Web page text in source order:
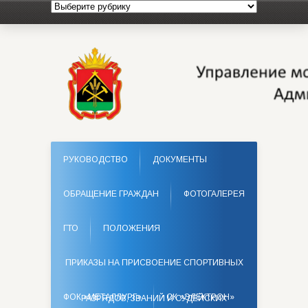
РУКОВОДСТВО ДОКУМЕНТЫ
ОБРАЩЕНИЕ ГРАЖДАН ФОТОГАЛЕРЕЯ
ГТО ПОЛОЖЕНИЯ
ПРИКАЗЫ НА ПРИСВОЕНИЕ СПОРТИВНЫХ
РАЗРЯДОВ, ЗВАНИЙ И СУДЕЙСКИХ
ФОК «МЕТАЛЛУРГ» СК «ЭЛЕКТРОН»